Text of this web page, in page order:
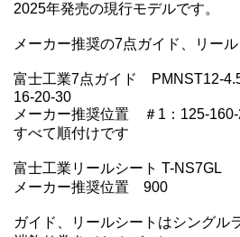
2025年発売の現行モデルです。
メーカー推奨の7点ガイド、リー
富士工業7点ガイド PMNST12-
16-20-30
メーカー推奨位置 ＃1：125-
すべて順付けです
富士工業リールシート T-NS7GL
メーカー推奨位置 900
ガイド、リールシートはシングル